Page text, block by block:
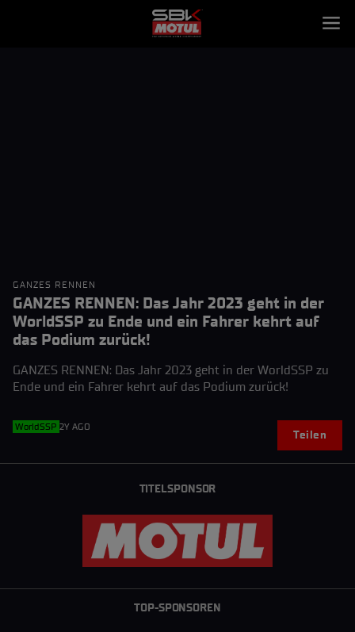
GANZES RENNEN
GANZES RENNEN: Das Jahr 2023 geht in der
WorldSSP zu Ende und ein Fahrer kehrt auf
das Podium zurück!
GANZES RENNEN: Das Jahr 2023 geht in der WorldSSP zu
Ende und ein Fahrer kehrt auf das Podium zurück!
WorldSSP 2Y AGO
Teilen
TITELSPONSOR
TOP-SPONSOREN